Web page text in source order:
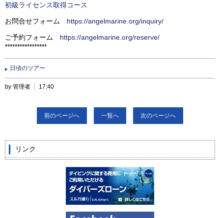
初級ライセンス取得コース
お問合せフォーム https://angelmarine.org/inquiry/
ご予約フォーム https://angelmarine.org/reserve/
*****************
日頃のツアー
by 管理者 17:40
前のページへ 一覧へ 次のページへ
リンク